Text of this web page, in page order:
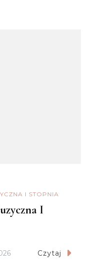
I STOPNIA
I
Czytaj